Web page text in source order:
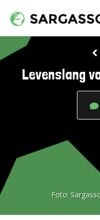
Levenslang
Foto: